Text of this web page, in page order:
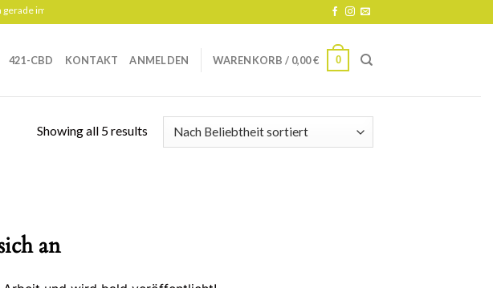
im Aufbau
421-CBD KONTAKT ANMELDEN WARENKORB / 0,00€ 0
Showing all 5 results
an